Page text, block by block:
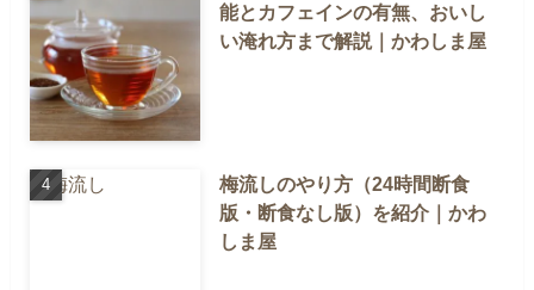
能とカフェインの有無、おいし
い淹れ方まで解説｜かわしま屋
梅流しのやり方（24時間断食
版・断食なし版）を紹介｜かわ
しま屋